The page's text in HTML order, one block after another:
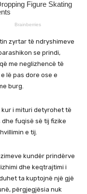
zyrtar të ndryshimeve
se prindi,
me neglizhencë të
lë pas dore ose e
burg.
i mituri detyrohet të
fuqisë së tij fizike
e tij.
kundër prindërve
dhe keqtrajtimi i
ta kuptojnë një gjë
përgjegjësia nuk